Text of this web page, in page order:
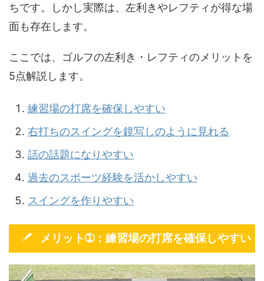
ちです。しかし実際は、左利きやレフティが得な場
面も存在します。
ここでは、ゴルフの左利き・レフティのメリットを
5点解説します。
練習場の打席を確保しやすい
右打ちのスイングを鏡写しのように見れる
話の話題になりやすい
過去のスポーツ経験を活かしやすい
スイングを作りやすい
メリット➀：練習場の打席を確保しやすい